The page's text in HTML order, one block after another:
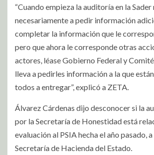
“Cuando empieza la auditoría en la Sader
necesariamente a pedir información
completar la información que le
pero que ahora le corresponde otras
actores, léase Gobierno Federal y
lleva a pedirles información a la que
todos a entregar”, explicó a ZETA.
Álvarez Cárdenas dijo desconocer si la
por la Secretaría de Honestidad está
evaluación al PSIA hecha el año pasado,
Secretaría de Hacienda del Estado.